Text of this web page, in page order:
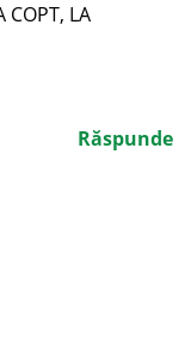
COPT, LA
Răspunde